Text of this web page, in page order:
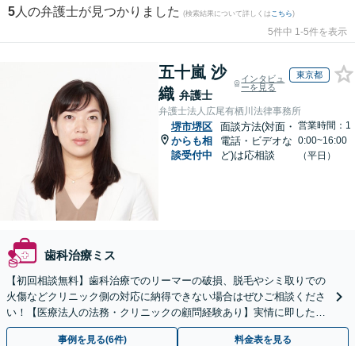
5 人の弁護士が見つかりました (検索結果について詳しくは こちら)
5件中 1-5件を表示
五十嵐 沙
織 弁護士
インタビュ
ーを見る
東京都
弁護士法人広尾有栖川法律事務所
堺市堺区
からも相
談受付中
面談方法(対面・
電話・ビデオな
ど)は応相談
営業時間：1
0:00~16:00
（平日）
歯科治療ミス
【初回相談無料】歯科治療でのリーマーの破損、脱毛やシミ取りでの
火傷などクリニック側の対応に納得できない場合はぜひご相談くださ
い！【医療法人の法務・クリニックの顧問経験あり】実情に即したア
ドバイスで、納得のできるトラブルの解決を目指します。
事例を見る(6件) 料金表を見る